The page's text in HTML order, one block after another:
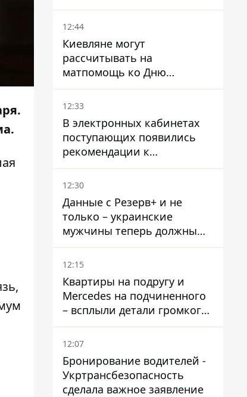
произошла стычка со
спецназом полиции
12:44
Киевляне могут
рассчитывать на
матпомощь ко Дню
независимости - кому ее
дадут
12:33
В электронных кабинетах
поступающих появились
рекомендации к
зачислению на бакалавриат
и в магистратуру – что
12:30
Данные с Резерв+ и не
только – украинские
мужчины теперь должны
доказать непригодность к
службе, чтобы получить
12:15
Квартиры на подругу и
Mercedes на подчиненного
– всплыли детали громкого
дела НАБУ против
Стефанишиной
12:07
Бронирование водителей -
Укртрансбезопасность
сделала важное заявление